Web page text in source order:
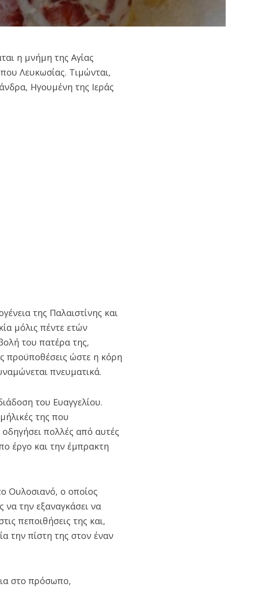
η μνήμη της Αγίας
Λευκωσίας. Τιμώνται,
Ηγουμένη της Ιεράς
της Παλαιστίνης και
μόλις πέντε ετών
του πατέρα της,
προϋποθέσεις ώστε η κόρη
πνευματικά.
του Ευαγγελίου.
της που
πολλές από αυτές
έργο και την έμπρακτη
Ουλοσιανό, ο οποίος
να την εξαναγκάσει να
πεποιθήσεις της και,
την πίστη της στον έναν
στο πρόσωπο,